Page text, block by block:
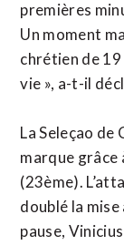
premières
Un moment
chrétien de 19
vie », a-t-il
La Seleçao
marque grâce
(23ème).
doublé la
pause,